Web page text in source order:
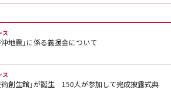
ス
地震」に係る義援金について
ス
術創生館」が誕生 150人が参加して完成披露式典